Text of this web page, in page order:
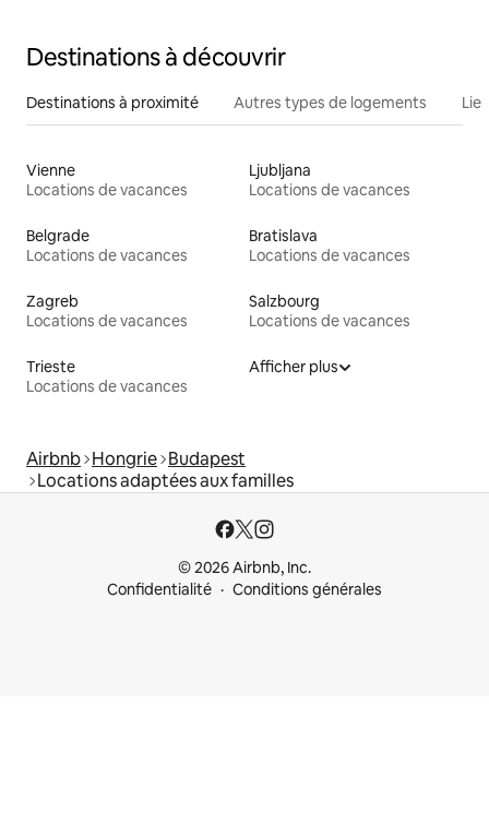
Destinations à découvrir
Destinations à proximité Autres types de logements
Vienne
Locations de vacances
Ljubljana
Locations de vacances
Belgrade
Locations de vacances
Bratislava
Locations de vacances
Zagreb
Locations de vacances
Salzbourg
Locations de vacances
Trieste
Locations de vacances
Afficher plus
Airbnb Hongrie Budapest
Locations adaptées aux familles
© 2026 Airbnb, Inc.
Confidentialité
Conditions générales